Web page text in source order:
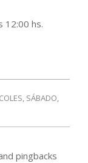
12:00 hs.
, SÁBADO,
pingbacks